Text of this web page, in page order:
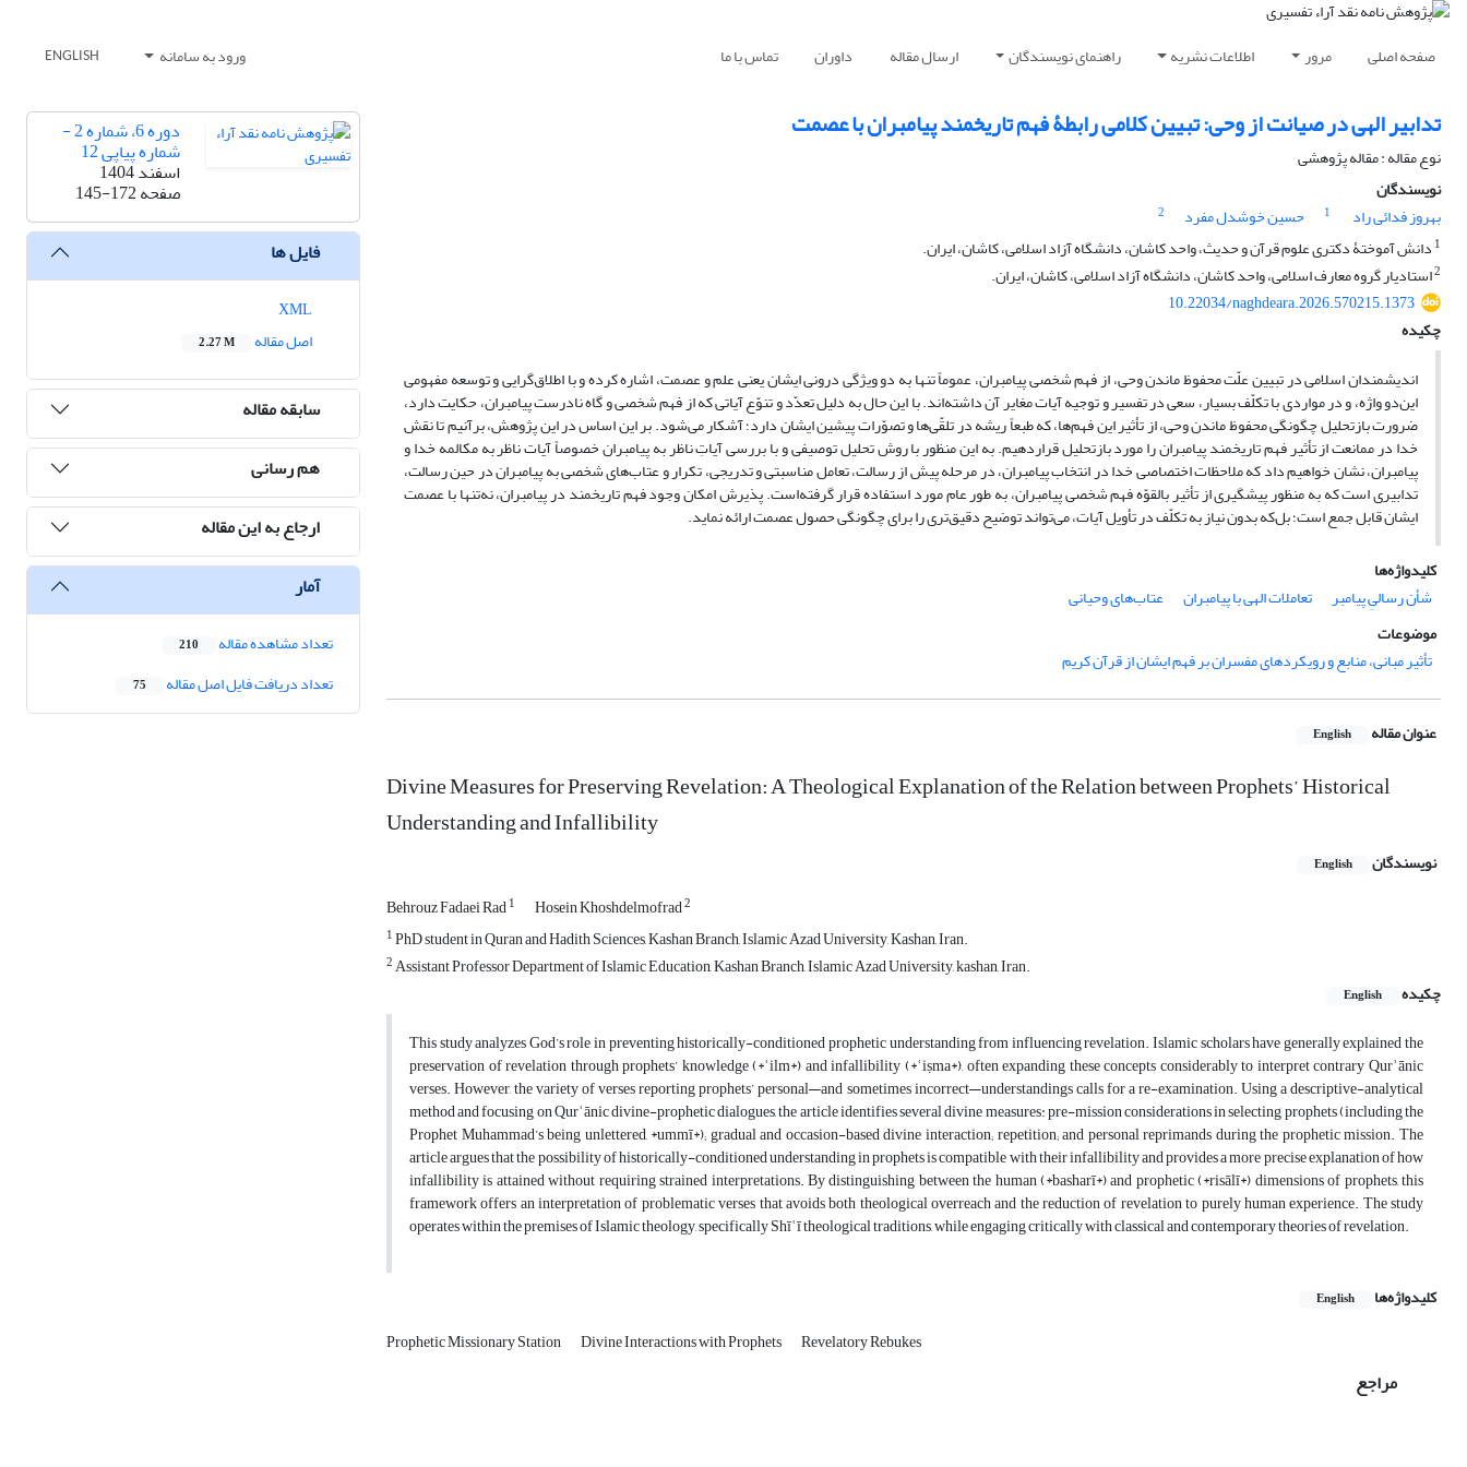
صفحه اصلی مرور اطلاعات نشریه راهنمای نویسندگان ارسال مقاله داوران تماس با ما ورود به سامانه ENGLISH
تدابیر الهی در صیانت از وحی: تبیین کلامی رابطۀ فهم تاریخمند پیامبران با عصمت
نوع مقاله : مقاله پژوهشی
نویسندگان
بهروز فدائی راد
1 حسین خوشدل مفرد
2
1 دانش آموختۀ دکتری علوم قرآن و حدیث، واحد کاشان،‌ دانشگاه آزاد اسلامی،‌ کاشان، ایران.
2استادیار گروه معارف اسلامی، واحد کاشان،‌ دانشگاه آزاد اسلامی،‌ کاشان، ایران.
10.22034/naghdeara.2026.570215.1373
چکیده
اندیشمندان اسلامی در تبیین علّت محفوظ ماندن وحی، از فهم شخصی پیامبران، عموماً تنها به دو ویژگی درونی ایشان یعنی علم و عصمت، اشاره کرده و با اطلاق‌گرایی و توسعه مفهومی
این‌دو واژه، و در مواردی با تکلّف بسیار، سعی در تفسیر و توجیه آیات مغایر آن داشته‌اند. با این حال به دلیل تعدّد و تنوّع آیاتی که از فهم شخصی و گاه نادرست پیامبران، حکایت دارد،
ضرورت بازتحلیل چگونگی محفوظ ماندن وحی، از تأثیر این فهم‌ها، که طبعاً ریشه در تلقّی‌ها و تصوّرات پیشین ایشان دارد؛ آشکار می‌شود. بر این اساس در این پژوهش، برآنیم تا نقش
خدا در ممانعت از تأثیر فهم تاریخمند پیامبران را مورد بازتحلیل قراردهیم. به این منظور با روش تحلیل توصیفی و با بررسی آیاتِ ناظر به پیامبران خصوصاً آیات ناظر به مکالمه خدا و
پیامبران، نشان خواهیم ‌داد که ملاحظات اختصاصی خدا در انتخاب پیامبران، در مرحله پیش از رسالت، تعامل مناسبتی و تدریجی، تکرار و عتاب‌های شخصی به پیامبران در حین رسالت،
تدابیری است که به منظور پیشگیری از تأثیر بالقوّه فهم شخصی پیامبران، به طور عام مورد استفاده قرار گرفته‌است. پذیرش امکان وجود فهم تاریخمند در پیامبران، نه‌تنها با عصمت
ایشان قابل جمع است؛ بل‌که بدون نیاز به تکلّف در تأویل آیات، می‌تواند توضیح دقیق‌تری را برای چگونگی حصول عصمت ارائه نماید.
کلیدواژه‌ها
شأن رسالیِ پیامبر
تعاملات الهی با پیامبران
عتاب‌های وحیانی
موضوعات
تأثیر مبانی، منابع و رویکردهای مفسران بر فهم ایشان از قرآن کریم
عنوان مقاله English
Divine Measures for Preserving Revelation: A Theological Explanation of the Relation between Prophets’ Historical
Understanding and Infallibility
نویسندگان English
Behrouz Fadaei Rad1 Hosein Khoshdelmofrad2
1PhD student in Quran and Hadith Sciences, Kashan Branch, Islamic Azad University, Kashan, Iran.
2Assistant Professor Department of Islamic Education, Kashan Branch, Islamic Azad University, kashan, Iran.
چکیده
English
This study analyzes God’s role in preventing historically-conditioned prophetic understanding from influencing revelation. Islamic scholars have generally explained the
preservation of revelation through prophets’ knowledge (*ʿilm*) and infallibility (*ʿiṣma*), often expanding these concepts considerably to interpret contrary Qurʾānic
verses. However, the variety of verses reporting prophets’ personal—and sometimes incorrect—understandings calls for a re-examination. Using a descriptive-analytical
method and focusing on Qurʾānic divine-prophetic dialogues, the article identifies several divine measures: pre-mission considerations in selecting prophets (including the
Prophet Muhammad’s being unlettered, *ummī*); gradual and occasion-based divine interaction; repetition; and personal reprimands during the prophetic mission. The
article argues that the possibility of historically-conditioned understanding in prophets is compatible with their infallibility and provides a more precise explanation of how
infallibility is attained without requiring strained interpretations. By distinguishing between the human (*basharī*) and prophetic (*risālī*) dimensions of prophets, this
framework offers an interpretation of problematic verses that avoids both theological overreach and the reduction of revelation to purely human experience. The study
operates within the premises of Islamic theology, specifically Shīʿī theological traditions, while engaging critically with classical and contemporary theories of revelation.
کلیدواژه‌ها English
Prophetic Missionary Station Divine Interactions with Prophets Revelatory Rebukes
مراجع
دوره 6، شماره 2 -
شماره پیاپی 12
اسفند 1404
صفحه145-172
فایل ها
اصل مقاله
2.27 M
سابقه مقاله
هم رسانی
ارجاع به این مقاله
آمار
تعداد مشاهده مقاله 210
تعداد دریافت فایل اصل مقاله 75